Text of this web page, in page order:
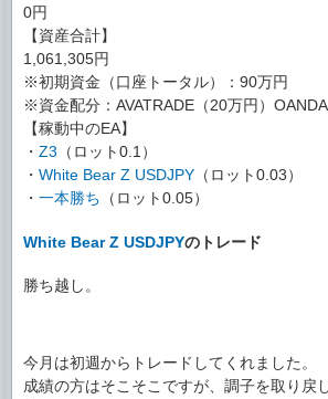
0円
【資産合計】
1,061,305円
※初期資金（口座トータル）：90万円
※資金配分：AVATRADE（20万円）
【稼動中のEA】
・ Z3 （ロット0.1）
・ White Bear Z USDJPY （ロット0.03）
・ 一本勝ち （ロット0.05）
White Bear Z USDJPYのトレード
勝ち越し。
今月は初週からトレードしてくれました。
成績の方はそこそこですが、調子を取り戻